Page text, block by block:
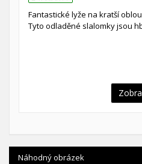
Fantastické lyže na kratší
Tyto odladěné slalomky jsou
Náhodný obrázek